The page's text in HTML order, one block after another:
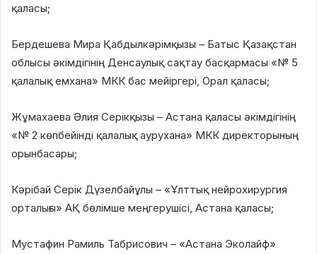
қаласы;
Бердешева Мира Қабдылкәрімқызы – Батыс Қазақстан
облысы әкімдігінің Денсаулық сақтау басқармасы «№ 5
қалалық емхана» МКК бас мейіргері, Орал қаласы;
Жұмахаева Әлия Серікқызы – Астана қаласы әкімдігінің
«№ 2 көпбейінді қалалық аурухана» МКК директорының
орынбасары;
Кәрібай Серік Дүзелбайұлы – «Ұлттық нейрохирургия
орталығы» АҚ бөлімше меңгерушісі, Астана қаласы;
Мустафин Рамиль Табрисович – «Астана Эколайф»